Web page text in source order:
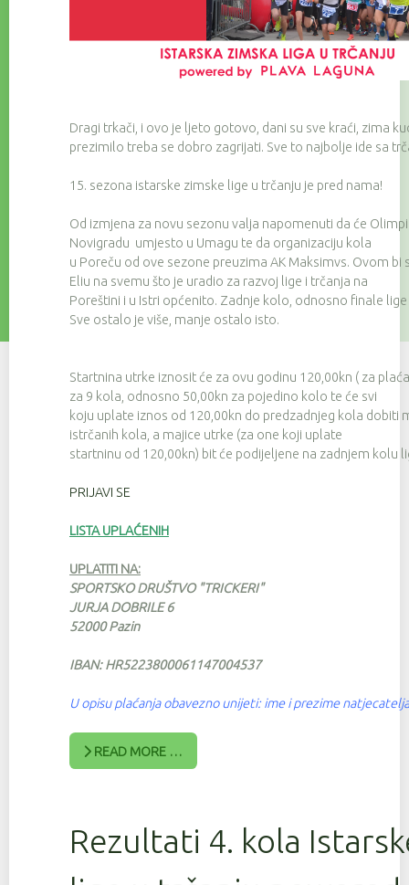
Dragi trkači, i ovo je ljeto gotovo, dani su sve kraći, zima
prezimilo treba se dobro zagrijati. Sve to najbolje ide sa
15. sezona istarske zimske lige u trčanju je pred nama!
Od izmjena za novu sezonu valja napomenuti da će
Novigradu umjesto u Umagu te da organizaciju kola
u Poreču od ove sezone preuzima AK Maksimvs. Ovom
Eliu na svemu što je uradio za razvoj lige i trčanja na
Poreštini i u Istri općenito. Zadnje kolo, odnosno finale
Sve ostalo je više, manje ostalo isto.
Startnina utrke iznosit će za ovu godinu 120,00kn ( za
za 9 kola, odnosno 50,00kn za pojedino kolo te će svi
koju uplate iznos od 120,00kn do predzadnjeg kola dobiti
istrčanih kola, a majice utrke (za one koji uplate
startninu od 120,00kn) bit će podijeljene na zadnjem kolu
PRIJAVI SE
LISTA UPLAĆENIH
UPLATITI NA:
SPORTSKO DRUŠTVO "TRICKERI"
JURJA DOBRILE 6
52000 Pazin
IBAN: HR5223800061147004537
U opisu plaćanja obavezno unijeti: ime i prezime
READ MORE …
Rezultati 4. kola